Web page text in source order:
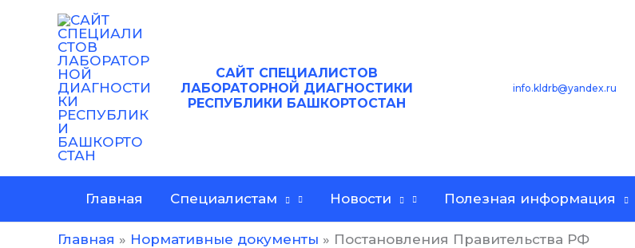
Перейти
содержимому
САЙТ СПЕЦИАЛИСТОВ
ЛАБОРАТОРНОЙ ДИАГНОСТИКИ
РЕСПУБЛИКИ БАШКОРТОСТАН
info.kldrb@yandex.ru
Главная Специалистам Новости Полезная информация
Главная Нормативные документы Постановления Правительства РФ